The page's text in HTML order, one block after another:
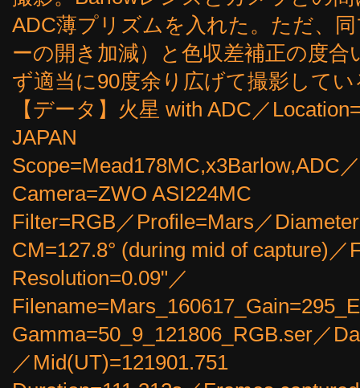
ADC薄プリズムを入れた。ただ、
ーの開き加減）と色収差補正の度
ず適当に90度余り広げて撮影してい
【データ】火星 with ADC／
JAPAN
Scope=Mead178MC,x3Barlow,ADC
Camera=ZWO ASI224MC
Filter=RGB／Profile=Mars／
CM=127.8° (during mid of capture)／
Resolution=0.09"／
Gamma=50_9_121806_RGB.ser／
／Mid(UT)=121901.751